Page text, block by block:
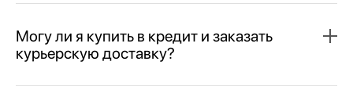
Могу ли я купить в кредит и заказать
курьерскую доставку?